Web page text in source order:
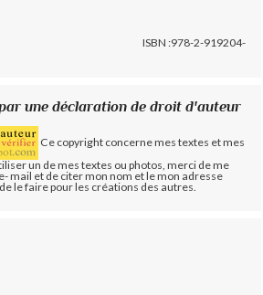
ISBN :978-2-919204-
une déclaration de droit d'auteur
Ce copyright concerne mes textes et mes
un de mes textes ou photos, merci de me
mail et de citer mon nom et le mon adresse
le faire pour les créations des autres.